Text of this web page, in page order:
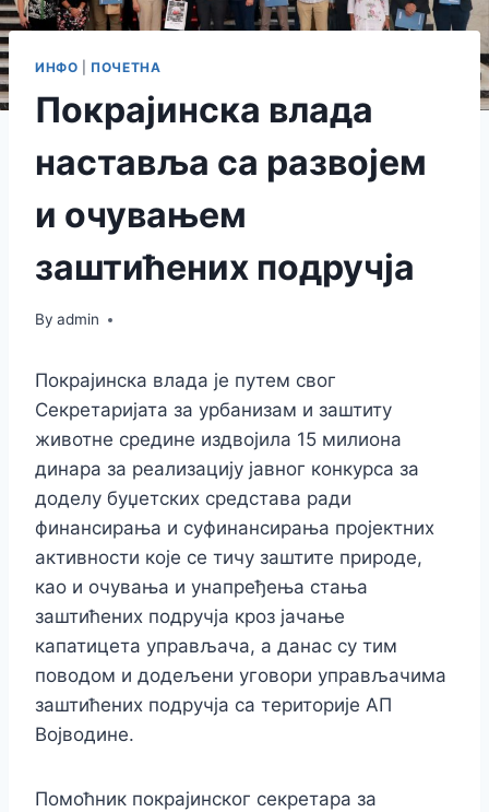
ИНФО ПОЧЕТНА
Покрајинска влада
наставља са развојем
и очувањем
заштићених подручја
By admin
Покрајинска влада је путем свог
Секретаријата за урбанизам и заштиту
животне средине издвојила 15 милиона
динара за реализацију јавног конкурса за
доделу буџетских средстава ради
финансирања и суфинансирања пројектних
активности које се тичу заштите природе,
као и очувања и унапређења стања
заштићених подручја кроз јачање
капатицета управљача, а данас су тим
поводом и додељени уговори управљачима
заштићених подручја са територије АП
Војводине.
Помоћник покрајинског секретара за